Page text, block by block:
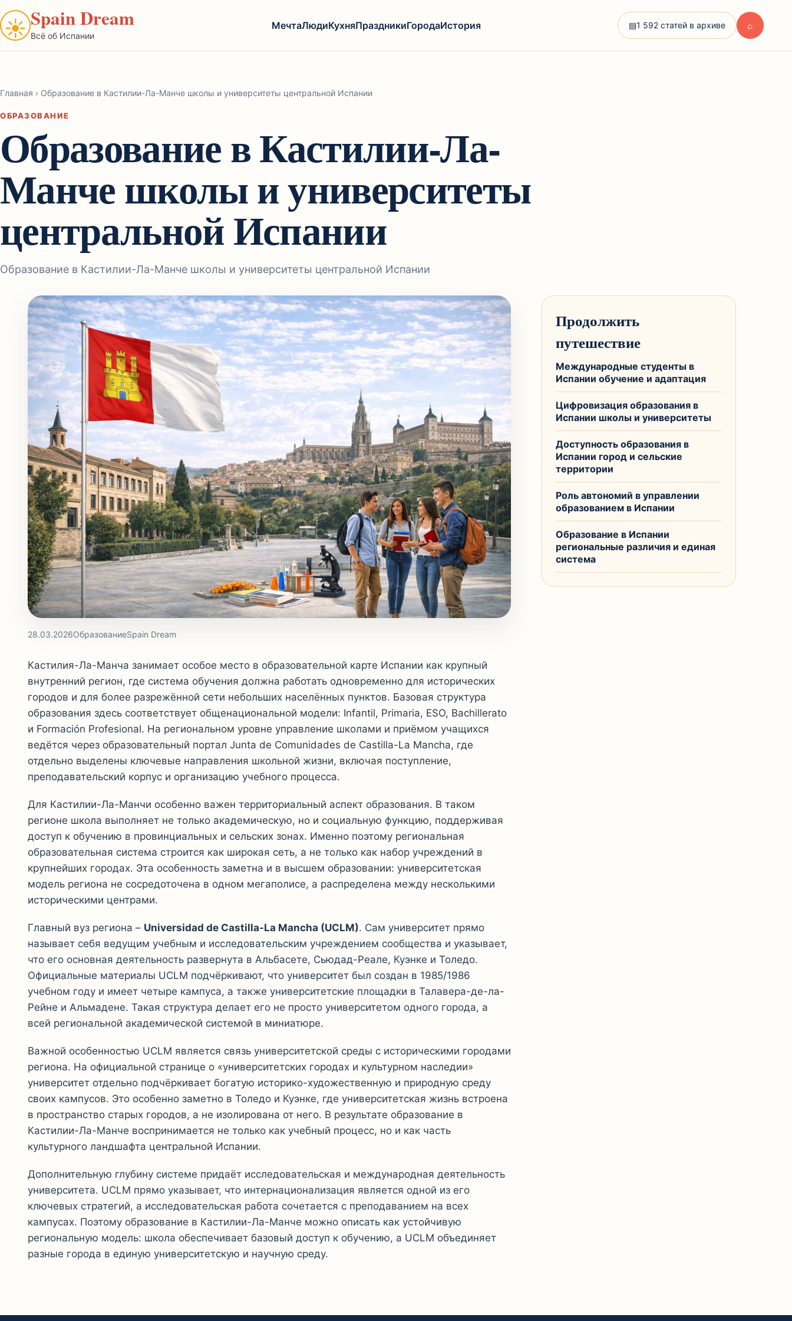
☀Spain Dream
Всё об Испании
МечтаЛюдиКухняПраздникиГородаИстория ▤1 592 статей в архиве ⌕
Главная › Образование в Кастилии-Ла-Манче школы и университеты центральной Испании
ОБРАЗОВАНИЕ
Образование в Кастилии-Ла-
Манче школы и университеты
центральной Испании
Образование в Кастилии-Ла-Манче школы и университеты центральной Испании
28.03.2026ОбразованиеSpain Dream
Кастилия-Ла-Манча занимает особое место в образовательной карте Испании как крупный
внутренний регион, где система обучения должна работать одновременно для исторических
городов и для более разрежённой сети небольших населённых пунктов. Базовая структура
образования здесь соответствует общенациональной модели: Infantil, Primaria, ESO, Bachillerato
и Formación Profesional. На региональном уровне управление школами и приёмом учащихся
ведётся через образовательный портал Junta de Comunidades de Castilla-La Mancha, где
отдельно выделены ключевые направления школьной жизни, включая поступление,
преподавательский корпус и организацию учебного процесса.
Для Кастилии-Ла-Манчи особенно важен территориальный аспект образования. В таком
регионе школа выполняет не только академическую, но и социальную функцию, поддерживая
доступ к обучению в провинциальных и сельских зонах. Именно поэтому региональная
образовательная система строится как широкая сеть, а не только как набор учреждений в
крупнейших городах. Эта особенность заметна и в высшем образовании: университетская
модель региона не сосредоточена в одном мегаполисе, а распределена между несколькими
историческими центрами.
Главный вуз региона – Universidad de Castilla-La Mancha (UCLM). Сам университет прямо
называет себя ведущим учебным и исследовательским учреждением сообщества и указывает,
что его основная деятельность развернута в Альбасете, Сьюдад-Реале, Куэнке и Толедо.
Официальные материалы UCLM подчёркивают, что университет был создан в 1985/1986
учебном году и имеет четыре кампуса, а также университетские площадки в Талавера-де-ла-
Рейне и Альмадене. Такая структура делает его не просто университетом одного города, а
всей региональной академической системой в миниатюре.
Важной особенностью UCLM является связь университетской среды с историческими городами
региона. На официальной странице о «университетских городах и культурном наследии»
университет отдельно подчёркивает богатую историко-художественную и природную среду
своих кампусов. Это особенно заметно в Толедо и Куэнке, где университетская жизнь встроена
в пространство старых городов, а не изолирована от него. В результате образование в
Кастилии-Ла-Манче воспринимается не только как учебный процесс, но и как часть
культурного ландшафта центральной Испании.
Дополнительную глубину системе придаёт исследовательская и международная деятельность
университета. UCLM прямо указывает, что интернационализация является одной из его
ключевых стратегий, а исследовательская работа сочетается с преподаванием на всех
кампусах. Поэтому образование в Кастилии-Ла-Манче можно описать как устойчивую
региональную модель: школа обеспечивает базовый доступ к обучению, а UCLM объединяет
разные города в единую университетскую и научную среду.
Продолжить
путешествие
Международные студенты в
Испании обучение и адаптация
Цифровизация образования в
Испании школы и университеты
Доступность образования в
Испании город и сельские
территории
Роль автономий в управлении
образованием в Испании
Образование в Испании
региональные различия и единая
система